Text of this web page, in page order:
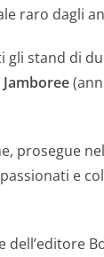
raro dagli
gli stand di
Jamboree
prosegue
e
dell’editore